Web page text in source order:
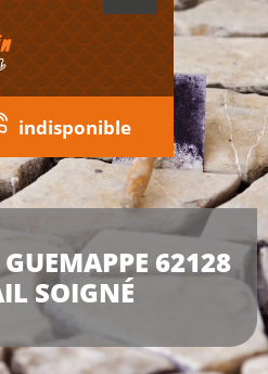
indisponible
62128
SOIGNÉ